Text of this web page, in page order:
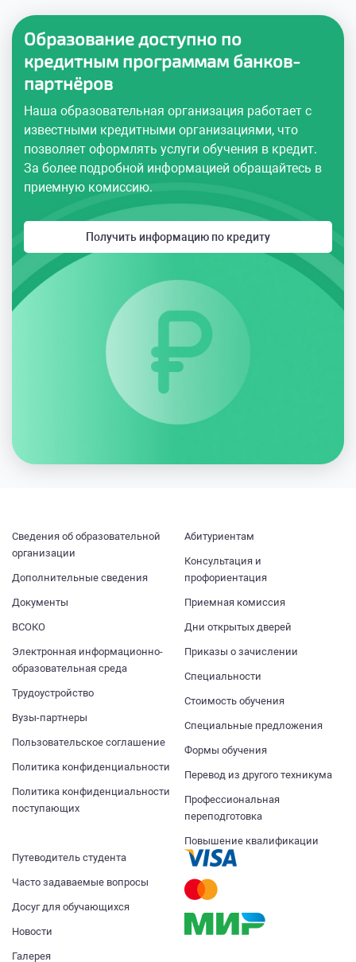
Образование доступно по
кредитным программам банков-
партнёров
Наша образовательная организация работает с
известными кредитными организациями, что
позволяет оформлять услуги обучения в кредит.
За более подробной информацией обращайтесь в
приемную комиссию.
Получить информацию по кредиту
Cведения об образовательной
организации
Дополнительные сведения
Документы
ВСОКО
Электронная информационно-
образовательная среда
Трудоустройство
Вузы-партнеры
Пользовательское соглашение
Политика конфиденциальности
Политика конфиденциальности
поступающих
Абитуриентам
Консультация и
профориентация
Приемная комиссия
Дни открытых дверей
Приказы о зачислении
Специальности
Стоимость обучения
Специальные предложения
Формы обучения
Перевод из другого техникума
Профессиональная
переподготовка
Повышение квалификации
Путеводитель студента
Часто задаваемые вопросы
Досуг для обучающихся
Новости
Галерея